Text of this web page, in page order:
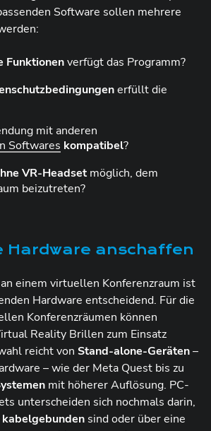
Software sollen mehrere
Funktionenverfügt das Programm?
erfüllt die
mit anderen
Softwares kompatibel?
VR-Headset möglich, dem
beizutreten?
Hardware anschaffen
einem virtuellen Konferenzraum ist
Hardware entscheidend. Für die
Konferenzräumen können
Reality Brillen zum Einsatz
reicht von Stand-alone-Geräten–
– wie der Meta Quest bis zu
mit höherer Auflösung. PC-
unterscheiden sich nochmals darin,
kabelgebunden sind oder über eine